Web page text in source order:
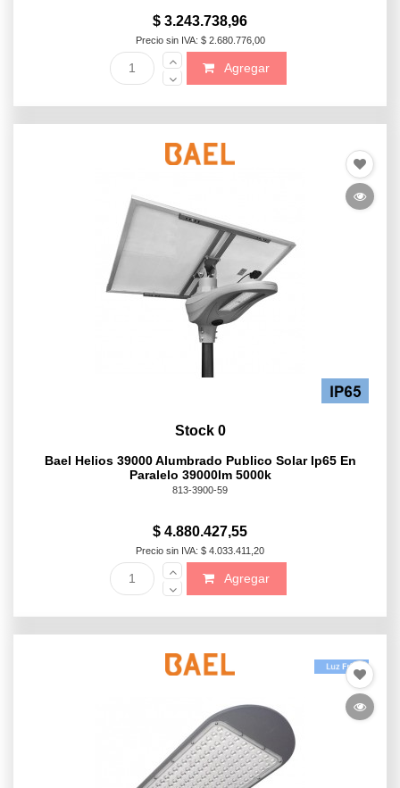
$ 3.243.738,96
Precio sin IVA: $ 2.680.776,00
Agregar
Stock 0
Bael Helios 39000 Alumbrado Publico Solar Ip65 En
Paralelo 39000lm 5000k
813-3900-59
$ 4.880.427,55
Precio sin IVA: $ 4.033.411,20
Agregar